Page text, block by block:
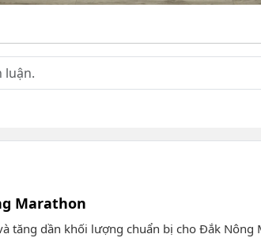
Marathon
tăng dần khối lượng chuẩn bị cho Đắk Nông